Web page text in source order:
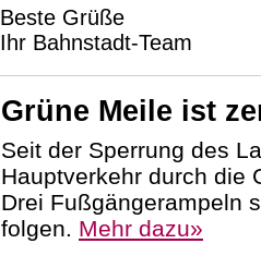
Beste Grüße
Ihr Bahnstadt-Team
Grüne Meile ist
Seit der Sperrung des
Hauptverkehr durch die
Drei Fußgängerampeln
folgen. Mehr dazu»